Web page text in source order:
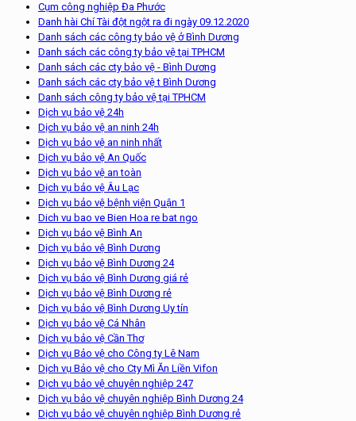
Cụm công nghiệp Đa Phước
Danh hài Chí Tài đột ngột ra đi ngày 09.12.2020
Danh sách các công ty bảo vệ ở Bình Dương
Danh sách các công ty bảo vệ tại TPHCM
Danh sách các cty bảo vệ - Bình Dương
Danh sách các cty bảo vệ t Bình Dương
Danh sách công ty bảo vệ tại TPHCM
Dịch vụ bảo vệ 24h
Dịch vụ bảo vệ an ninh 24h
Dịch vụ bảo vệ an ninh nhất
Dịch vụ bảo vệ An Quốc
Dịch vụ bảo vệ an toàn
Dịch vụ bảo vệ Âu Lạc
Dịch vụ bảo vệ bệnh viện Quận 1
Dich vu bao ve Bien Hoa re bat ngo
Dịch vụ bảo vệ Bình An
Dịch vụ bảo vệ Bình Dương
Dịch vụ bảo vệ Bình Dương 24
Dịch vụ bảo vệ Bình Dương giá rẻ
Dịch vụ bảo vệ Bình Dương rẻ
Dịch vụ bảo vệ Bình Dương Uy tín
Dịch vụ bảo vệ Cá Nhân
Dịch vụ bảo vệ Cần Thơ
Dịch vụ Bảo vệ cho Công ty Lê Nam
Dịch vụ Bảo vệ cho Cty Mì Ăn Liền Vifon
Dịch vụ bảo vệ chuyên nghiệp 247
Dịch vụ bảo vệ chuyên nghiệp Bình Dương 24
Dịch vụ bảo vệ chuyên nghiệp Bình Dương rẻ